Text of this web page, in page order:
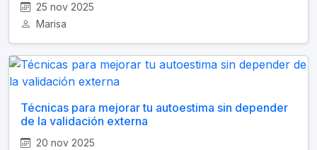
25 nov 2025
Marisa
Técnicas para mejorar tu autoestima sin depender
de la validación externa
20 nov 2025